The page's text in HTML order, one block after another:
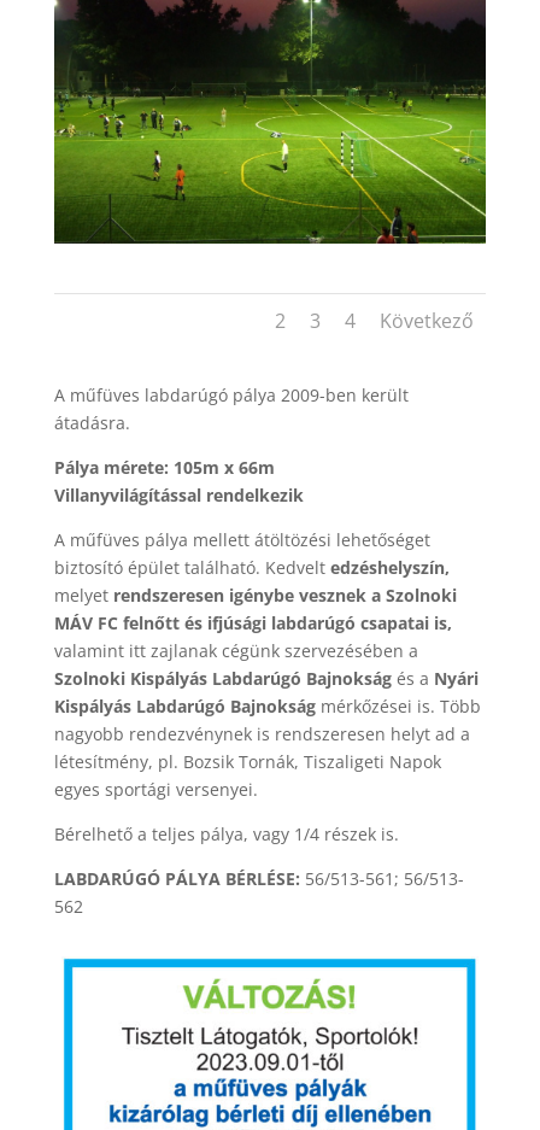
2 3 4 Következő
A műfüves labdarúgó pálya 2009-ben került
átadásra.
Pálya mérete: 105m x 66m
Villanyvilágítással rendelkezik
A műfüves pálya mellett átöltözési lehetőséget
biztosító épület található. Kedvelt edzéshelyszín,
melyet rendszeresen igénybe vesznek a Szolnoki
MÁV FC felnőtt és ifjúsági labdarúgó csapatai is,
valamint itt zajlanak cégünk szervezésében a
Szolnoki Kispályás Labdarúgó Bajnokságés a Nyári
Kispályás Labdarúgó Bajnokságmérkőzései is. Több
nagyobb rendezvénynek is rendszeresen helyt ad a
létesítmény, pl. Bozsik Tornák, Tiszaligeti Napok
egyes sportági versenyei.
Bérelhető a teljes pálya, vagy 1/4 részek is.
LABDARÚGÓ PÁLYA BÉRLÉSE: 56/513-561; 56/513-
562